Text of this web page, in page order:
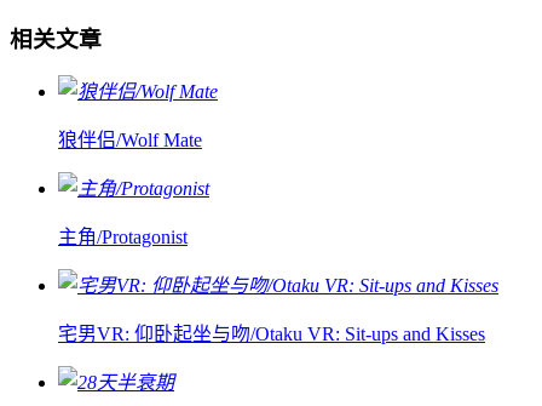
相关文章
狼伴侣/Wolf Mate
主角/Protagonist
宅男VR: 仰卧起坐与吻/Otaku VR: Sit-ups and Kisses